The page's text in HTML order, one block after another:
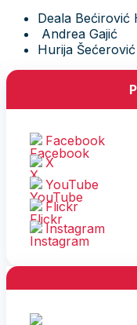
Deala Bećirović
Andrea Gajić
Hurija Šećerović
Facebook
X
YouTube
Flickr
Instagram